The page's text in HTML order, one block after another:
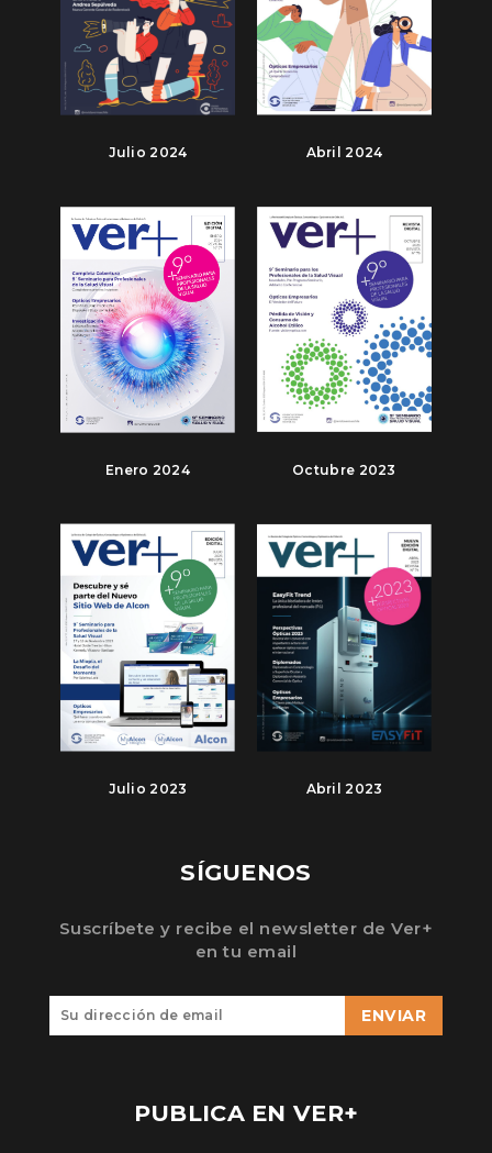
Julio 2024 Abril 2024
Enero 2024 Octubre 2023
Julio 2023 Abril 2023
SÍGUENOS
Suscríbete y recibe el newsletter de Ver+
en tu email
ENVIAR
PUBLICA EN VER+